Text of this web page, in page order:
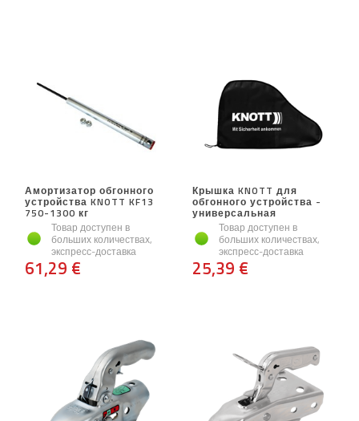
Амортизатор обгонного
устройства KNOTT KF13
750-1300 кг
Товар доступен в
больших количествах,
экспресс-доставка
61,29 €
Крышка KNOTT для
обгонного устройства -
универсальная
Товар доступен в
больших количествах,
экспресс-доставка
25,39 €